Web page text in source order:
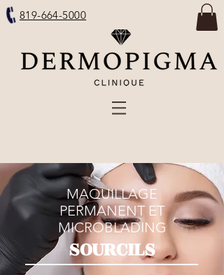
819-664-5000
MAQUILLAGE
PERMANENT ET
MICROBLADING
SOURCILS